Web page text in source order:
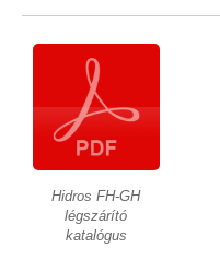
Hidros FH-GH
légszárító
katalógus